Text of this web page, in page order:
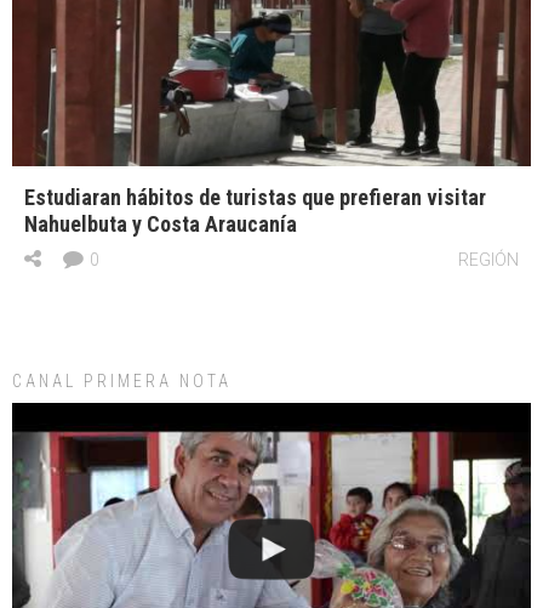
Estudiaran hábitos de turistas que prefieran visitar
Nahuelbuta y Costa Araucanía
REGIÓN
0
CANAL PRIMERA NOTA